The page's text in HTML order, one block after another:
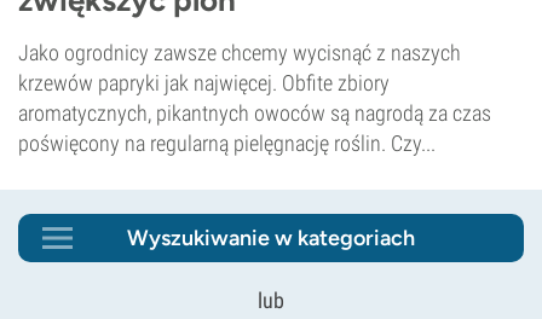
Jako ogrodnicy zawsze chcemy wycisnąć z naszych
krzewów papryki jak najwięcej. Obfite zbiory
aromatycznych, pikantnych owoców są nagrodą za czas
poświęcony na regularną pielęgnację roślin. Czy...
Wyszukiwanie w kategoriach
lub